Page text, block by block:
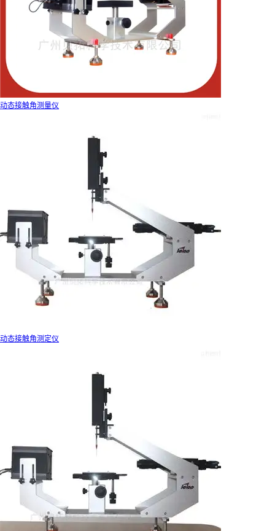
动态接触角测量仪
动态接触角测定仪